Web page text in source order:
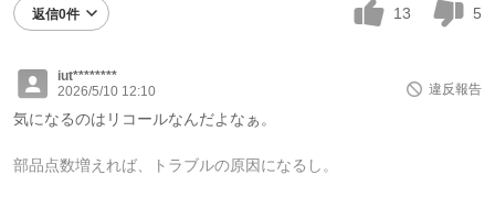
返信0件 13 5
iut********
2026/5/10 12:10
違反報告
気になるのはリコールなんだよなぁ。
部品点数増えれば、トラブルの原因になるし。